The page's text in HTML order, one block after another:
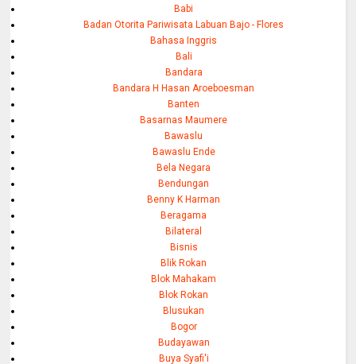
Babi
Badan Otorita Pariwisata Labuan Bajo - Flores
Bahasa Inggris
Bali
Bandara
Bandara H Hasan Aroeboesman
Banten
Basarnas Maumere
Bawaslu
Bawaslu Ende
Bela Negara
Bendungan
Benny K Harman
Beragama
Bilateral
Bisnis
Blik Rokan
Blok Mahakam
Blok Rokan
Blusukan
Bogor
Budayawan
Buya Syafi'i